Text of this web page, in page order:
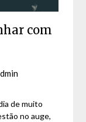
com
de muito
no auge,